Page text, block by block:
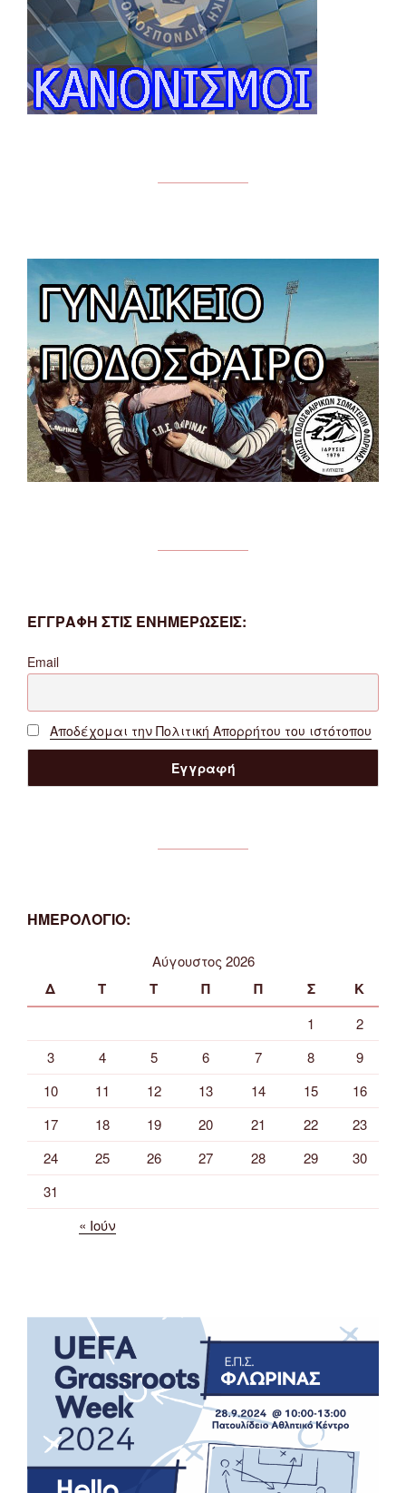
ΕΓΓΡΑΦΗ ΣΤΙΣ ΕΝΗΜΕΡΩΣΕΙΣ:
Email
Αποδέχομαι την Πολιτική Απορρήτου του ιστότοπου
ΗΜΕΡΟΛΟΓΙΟ:
Αύγουστος 2026
Δ Τ Τ Π Π Σ Κ
1
2
3
4 5 6 7 8
9
10
11 12 13 14 15
16
17
18 19 20 21 22
23
24
25 26 27 28 29
30
31
« Ιούν